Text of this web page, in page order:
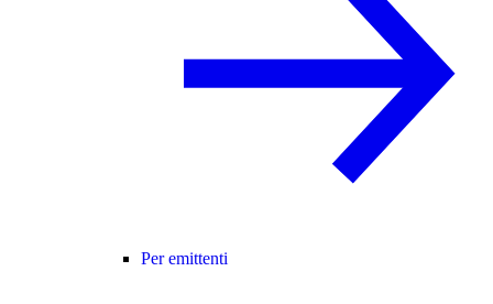
Per emittenti